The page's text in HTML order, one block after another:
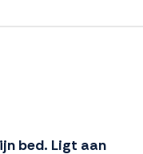
bed. Ligt aan